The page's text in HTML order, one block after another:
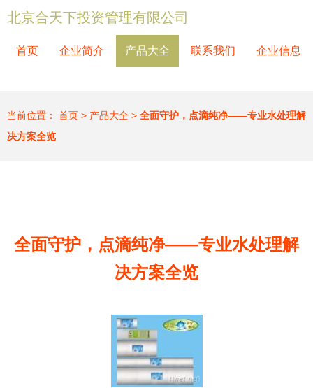
北京合天下投资管理有限公司
首页 企业简介 产品大全 联系我们 企业信息
当前位置： 首页 > 产品大全 > 全面守护，点滴纯净——专业水处理解
决方案全览
全面守护，点滴纯净——专业水处理解
决方案全览